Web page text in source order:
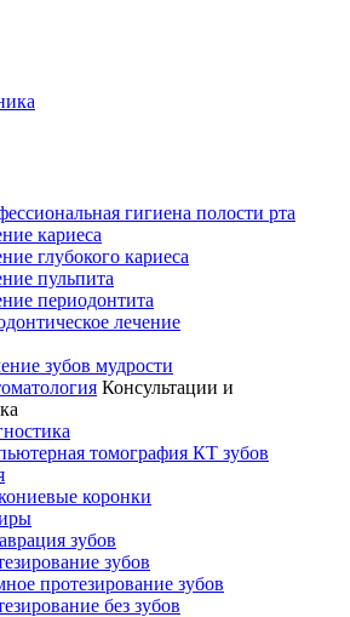
гигиена полости рта
кариеса
глубокого кариеса
пульпита
периодонтита
лечение
зубов мудрости
Консультации и
томография КТ зубов
коронки
зубов
зубов
протезирование зубов
без зубов